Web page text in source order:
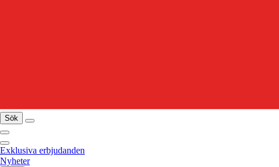
Sök
Exklusiva erbjudanden
Nyheter